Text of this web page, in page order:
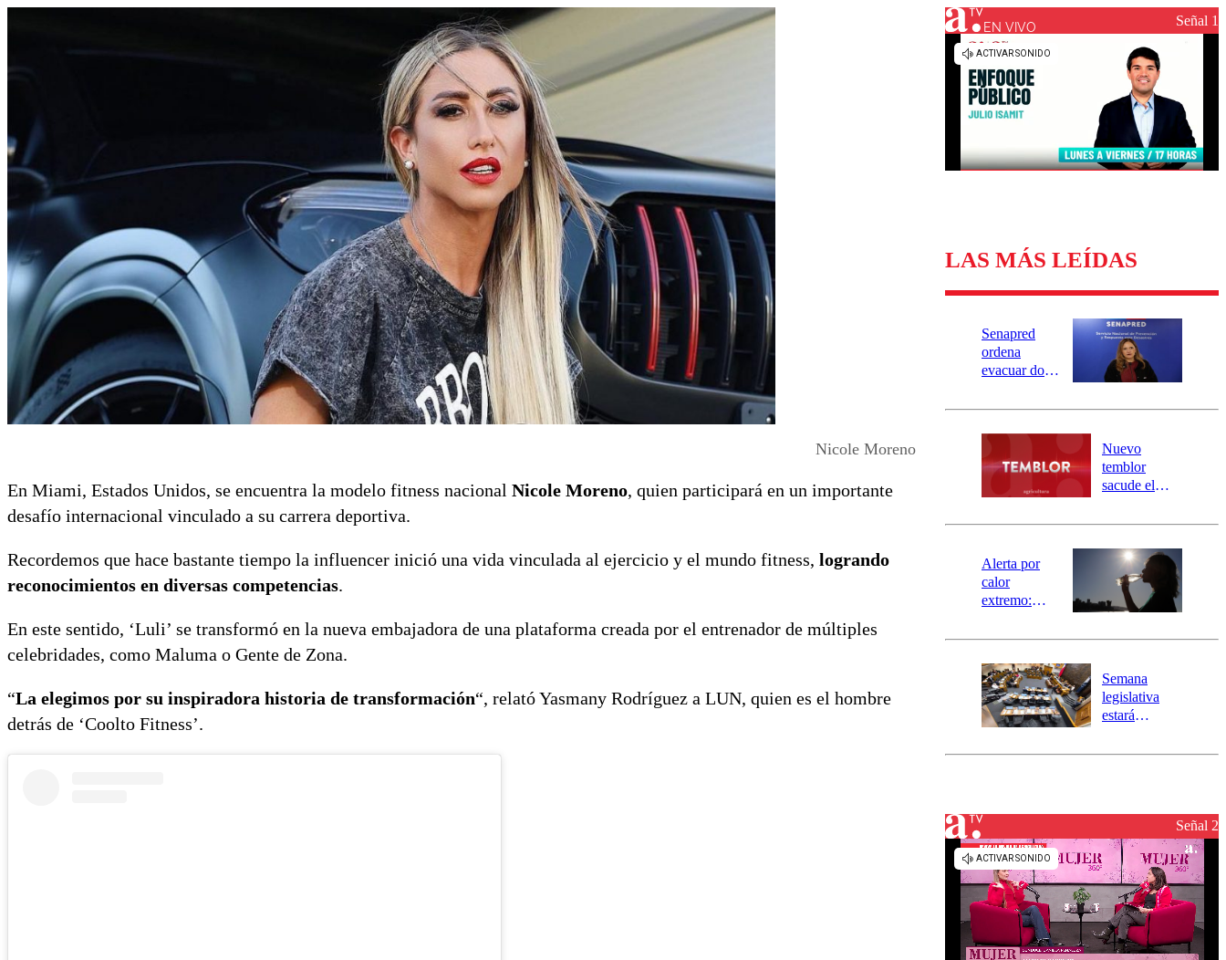
Universidad de Chile
Sustentabilidad
Nicole Moreno
En Miami, Estados Unidos, se encuentra la modelo fitness nacional Nicole Moreno, quien participará en un importante
desafío internacional vinculado a su carrera deportiva.
Recordemos que hace bastante tiempo la influencer inició una vida vinculada al ejercicio y el mundo fitness, logrando
reconocimientos en diversas competencias.
En este sentido, ‘Luli’ se transformó en la nueva embajadora de una plataforma creada por el entrenador de múltiples
celebridades, como Maluma o Gente de Zona.
“La elegimos por su inspiradora historia de transformación“, relató Yasmany Rodríguez a LUN, quien es el hombre
detrás de ‘Coolto Fitness’.
EN VIVO Señal 1
LAS MÁS LEÍDAS
Senapred
ordena
evacuar dos
Carahue por
río Damas:
activa
mensajería
SAE
Nuevo
temblor
sacude el
revisa la
epicentro
Alerta por
calor
extremo:
activa Alerta
Preventiva en
tres comunas
Semana
legislativa
estará
el fin de la
reconstrucciónSeñal 2